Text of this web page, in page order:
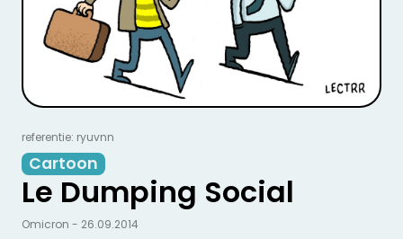
referentie: ryuvnn
Cartoon
Le Dumping Social
Omicron - 26.09.2014